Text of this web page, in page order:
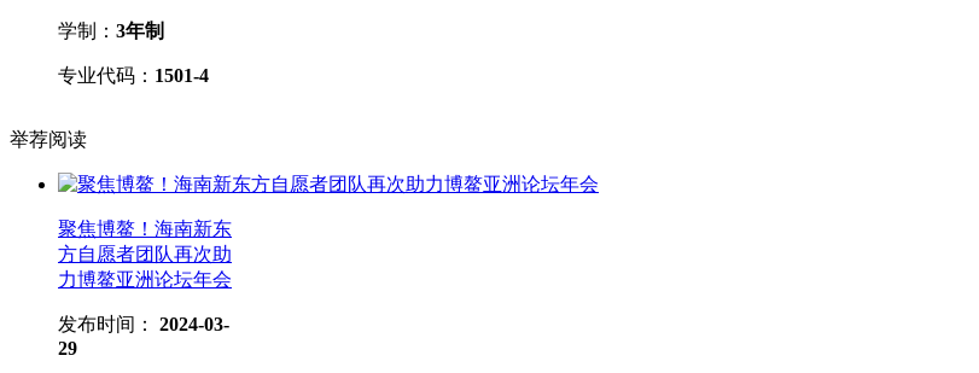
学制： 3年制
专业代码： 1501-4
举荐阅读
聚焦博鳌！海南新东
方自愿者团队再次助
力博鳌亚洲论坛年会
发布时间： 2024-03-
29